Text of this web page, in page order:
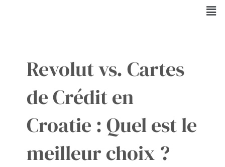
Revolut vs. Cartes
de Crédit en
Croatie : Quel est le
meilleur choix ?